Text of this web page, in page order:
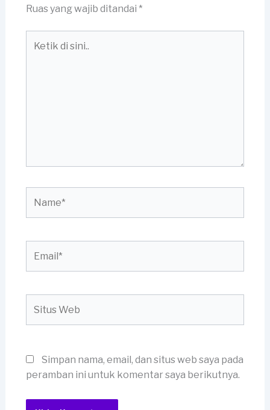
Ruas yang wajib ditandai *
Web
Simpan nama, email, dan situs web saya pada
peramban ini untuk komentar saya berikutnya.